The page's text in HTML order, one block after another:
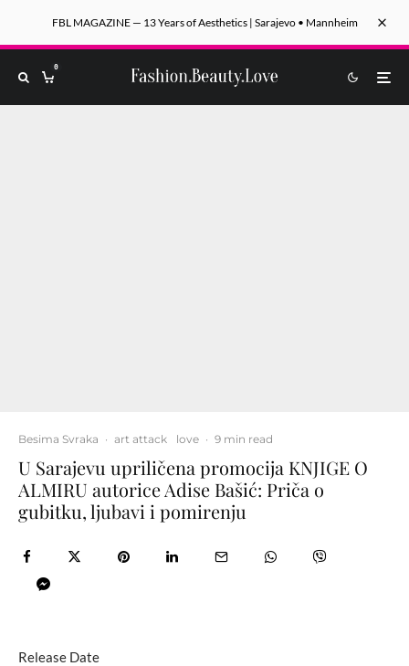
FBL MAGAZINE — 13 Years of Aesthetics | Sarajevo • Mannheim
0
Besima Svraka · art attack love · 9 min read
U Sarajevu upriličena promocija KNJIGE O
ALMIRU autorice Adise Bašić: Priča o
gubitku, ljubavi i pomirenju
Release Date